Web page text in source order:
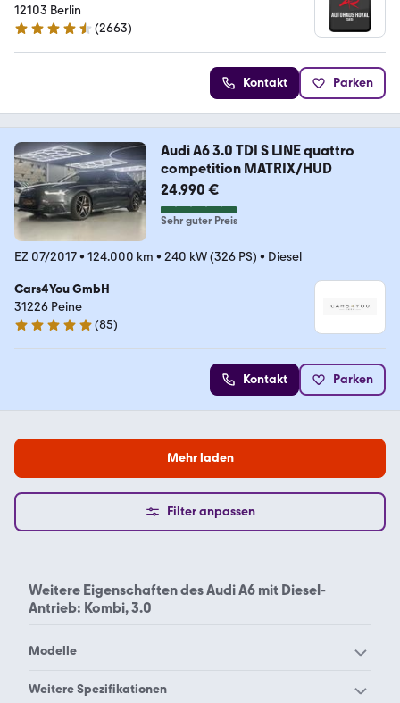
12103 Berlin
4.6 Sterne
(2663)
Kontakt Parken
Audi A6 3.0 TDI S LINE quattro
competition MATRIX/HUD
24.990 €
Sehr guter Preis
EZ 07/2017• 124.000 km • 240 kW (326 PS) • Diesel
Cars4You GmbH
31226 Peine
4.9 Sterne
(85)
Kontakt Parken
Mehr laden
Filter anpassen
Weitere Eigenschaften desAudi A6 mit Diesel-
Antrieb: Kombi, 3.0
Modelle
Audi 100
Weitere Spezifikationen